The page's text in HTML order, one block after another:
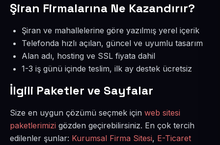
Şiran Firmalarına Ne Kazandırır?
Şiran ve mahallelerine göre yazılmış yerel içerik
Telefonda hızlı açılan, güncel ve uyumlu tasarım
Alan adı, hosting ve SSL fiyata dahil
1-3 iş günü içinde teslim, ilk ay destek ücretsiz
İlgili Paketler ve Sayfalar
Size en uygun çözümü seçmek için web sitesi
paketlerimizi gözden geçirebilirsiniz. En çok tercih
edilenler şunlar: Kurumsal Firma Sitesi, E-Ticaret